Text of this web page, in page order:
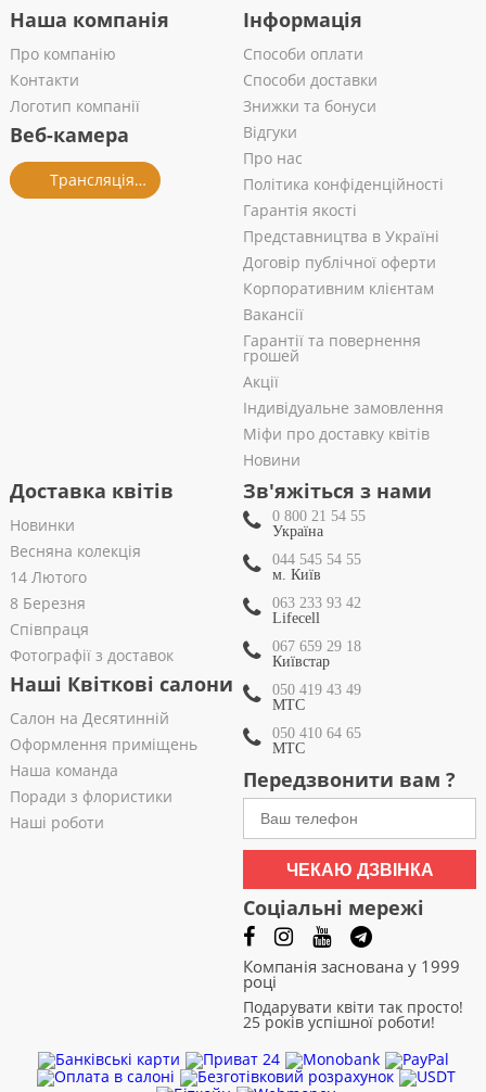
Наша компанія
Про компанію
Контакти
Логотип компанії
Веб-камера
Трансляція із салону
Інформація
Способи оплати
Способи доставки
Знижки та бонуси
Відгуки
Про нас
Політика конфіденційності
Гарантія якості
Представництва в Україні
Договір публічної оферти
Корпоративним клієнтам
Вакансії
Гарантії та повернення
грошей
Акції
Індивідуальне замовлення
Міфи про доставку квітів
Новини
Доставка квітів
Новинки
Весняна колекція
14 Лютого
8 Березня
Співпраця
Фотографії з доставок
Наші Квіткові салони
Салон на Десятинній
Оформлення приміщень
Наша команда
Поради з флористики
Наші роботи
Зв'яжіться з нами
0 800 21 54 55
Україна
044 545 54 55
м. Київ
063 233 93 42
Lifecell
067 659 29 18
Київстар
050 419 43 49
МТС
050 410 64 65
МТС
Передзвонити вам ?
ЧЕКАЮ ДЗВІНКА
Соціальні мережі
Компанія заснована у 1999
році
Подарувати квіти так просто!
25 років успішної роботи!